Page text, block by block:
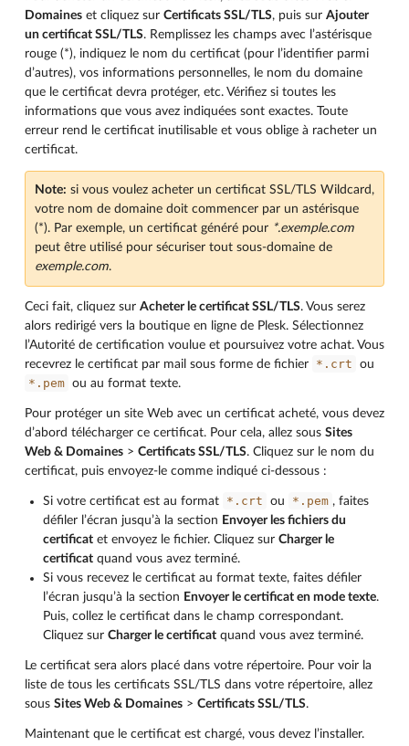
Domaines et cliquez sur Certificats SSL/TLS, puis sur Ajouter
un certificat SSL/TLS. Remplissez les champs avec l’astérisque
rouge (*), indiquez le nom du certificat (pour l’identifier parmi
d’autres), vos informations personnelles, le nom du domaine
que le certificat devra protéger, etc. Vérifiez si toutes les
informations que vous avez indiquées sont exactes. Toute
erreur rend le certificat inutilisable et vous oblige à racheter un
certificat.
Note: si vous voulez acheter un certificat SSL/TLS Wildcard,
votre nom de domaine doit commencer par un astérisque
(*). Par exemple, un certificat généré pour *.exemple.com
peut être utilisé pour sécuriser tout sous-domaine de
exemple.com.
Ceci fait, cliquez sur Acheter le certificat SSL/TLS. Vous serez
alors redirigé vers la boutique en ligne de Plesk. Sélectionnez
l’Autorité de certification voulue et poursuivez votre achat. Vous
recevrez le certificat par mail sous forme de fichier
*.crt ou
*.pem ou au format texte.
Pour protéger un site Web avec un certificat acheté, vous devez
d’abord télécharger ce certificat. Pour cela, allez sous Sites
Web & Domaines > Certificats SSL/TLS. Cliquez sur le nom du
certificat, puis envoyez-le comme indiqué ci-dessous :
Si votre certificat est au format *.crt ou *.pem , faites
défiler l’écran jusqu’à la section Envoyer les fichiers du
certificat et envoyez le fichier. Cliquez sur Charger le
certificat quand vous avez terminé.
Si vous recevez le certificat au format texte, faites défiler
l’écran jusqu’à la section Envoyer le certificat en mode texte.
Puis, collez le certificat dans le champ correspondant.
Cliquez sur Charger le certificat quand vous avez terminé.
Le certificat sera alors placé dans votre répertoire. Pour voir la
liste de tous les certificats SSL/TLS dans votre répertoire, allez
sous Sites Web & Domaines > Certificats SSL/TLS.
Maintenant que le certificat est chargé, vous devez l’installer.